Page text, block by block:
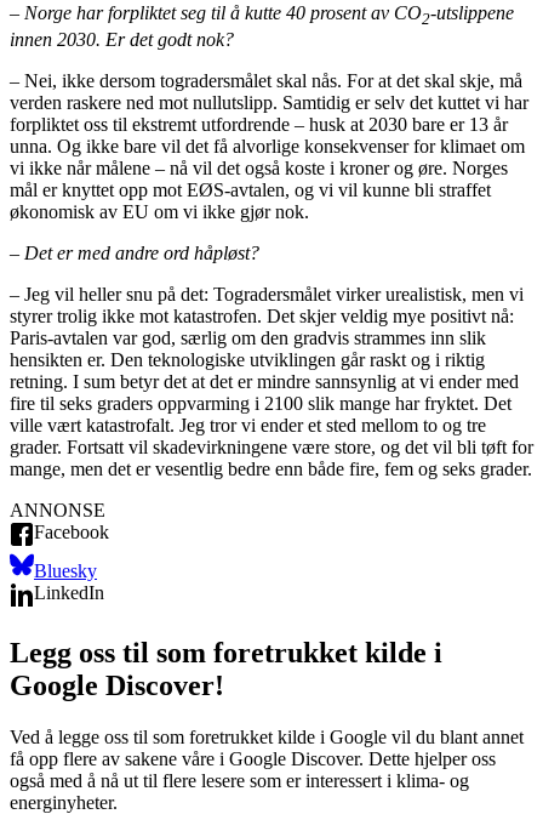
– Norge har forpliktet seg til å kutte 40 prosent av CO2-utslippene
innen 2030. Er det godt nok?
– Nei, ikke dersom togradersmålet skal nås. For at det skal skje, må
verden raskere ned mot nullutslipp. Samtidig er selv det kuttet vi har
forpliktet oss til ekstremt utfordrende – husk at 2030 bare er 13 år
unna. Og ikke bare vil det få alvorlige konsekvenser for klimaet om
vi ikke når målene – nå vil det også koste i kroner og øre. Norges
mål er knyttet opp mot EØS-avtalen, og vi vil kunne bli straffet
økonomisk av EU om vi ikke gjør nok.
– Det er med andre ord håpløst?
– Jeg vil heller snu på det: Togradersmålet virker urealistisk, men vi
styrer trolig ikke mot katastrofen. Det skjer veldig mye positivt nå:
Paris-avtalen var god, særlig om den gradvis strammes inn slik
hensikten er. Den teknologiske utviklingen går raskt og i riktig
retning. I sum betyr det at det er mindre sannsynlig at vi ender med
fire til seks graders oppvarming i 2100 slik mange har fryktet. Det
ville vært katastrofalt. Jeg tror vi ender et sted mellom to og tre
grader. Fortsatt vil skadevirkningene være store, og det vil bli tøft for
mange, men det er vesentlig bedre enn både fire, fem og seks grader.
ANNONSE
Facebook
Bluesky
LinkedIn
Legg oss til som foretrukket kilde i
Google Discover!
Ved å legge oss til som foretrukket kilde i Google vil du blant annet
få opp flere av sakene våre i Google Discover. Dette hjelper oss
også med å nå ut til flere lesere som er interessert i klima- og
energinyheter.